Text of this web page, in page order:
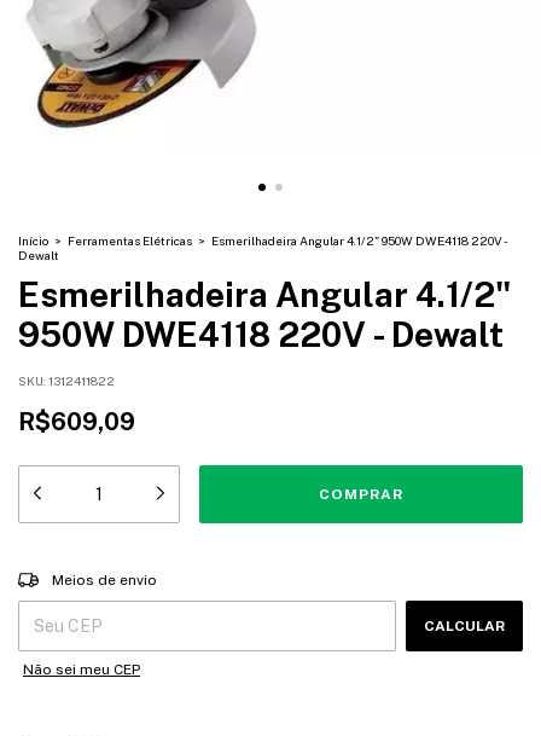
Início > Ferramentas Elétricas > Esmerilhadeira Angular 4.1/2" 950W DWE4118 220V -
Dewalt
Esmerilhadeira Angular 4.1/2"
950W DWE4118 220V - Dewalt
SKU: 1312411822
R$609,09
Entregas para o CEP:
Meios de envio
CALCULAR
Não sei meu CEP